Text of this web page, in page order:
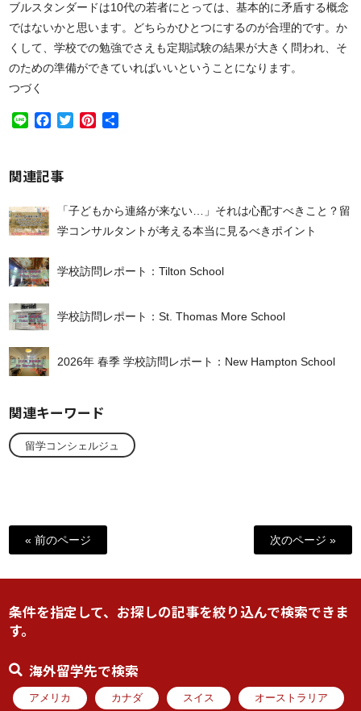
ブルスタンダードは10代の若者にとっては、基本的に矛盾する概念
ではないかと思います。どちらかひとつにするのが合理的です。か
くして、学校での勉強でさえも定期試験の結果が大きく問われ、そ
のための準備ができていればいいということになります。
つづく
Line Facebook
TwitterPinterest
関連記事
「子どもから連絡が来ない…」それは心配すべきこと？留
学コンサルタントが考える本当に見るべきポイント
学校訪問レポート：Tilton School
学校訪問レポート：St. Thomas More School
2026年 春季 学校訪問レポート：New Hampton School
関連キーワード
留学コンシェルジュ
« 前のページ 次のページ »
条件を指定して、お探しの記事を絞り込んで検索できま
す。
海外留学先で検索
アメリカ カナダ スイス オーストラリア